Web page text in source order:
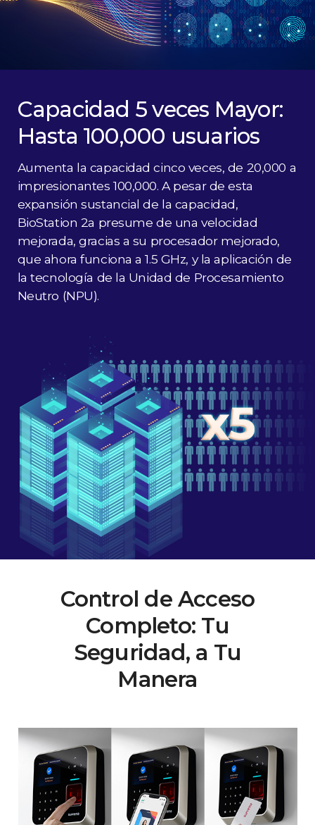
Capacidad 5 veces Mayor:
Hasta 100,000 usuarios
Aumenta la capacidad cinco veces, de 20,000 a
impresionantes 100,000. A pesar de esta
expansión sustancial de la capacidad,
BioStation 2a presume de una velocidad
mejorada, gracias a su procesador mejorado,
que ahora funciona a 1.5 GHz, y la aplicación de
la tecnología de la Unidad de Procesamiento
Neutro (NPU).
Control de Acceso
Completo: Tu
Seguridad, a Tu
Manera